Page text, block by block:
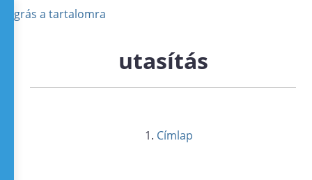
Ugrás a tartalomra
utasítás
Címlap